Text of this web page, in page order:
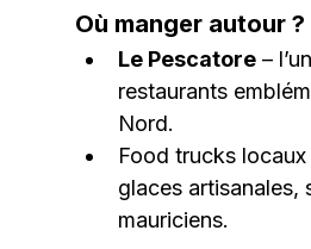
Où manger autour ?
Le Pescatore –
restaurants
Nord.
Food trucks
glaces artisanales,
mauriciens.